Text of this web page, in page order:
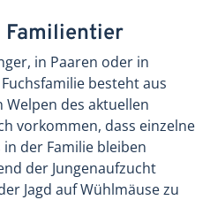
Familientier
in Paaren oder in
besteht aus
des aktuellen
vorkommen, dass einzelne
der Familie bleiben
der Jungenaufzucht
Jagd auf Wühlmäuse zu